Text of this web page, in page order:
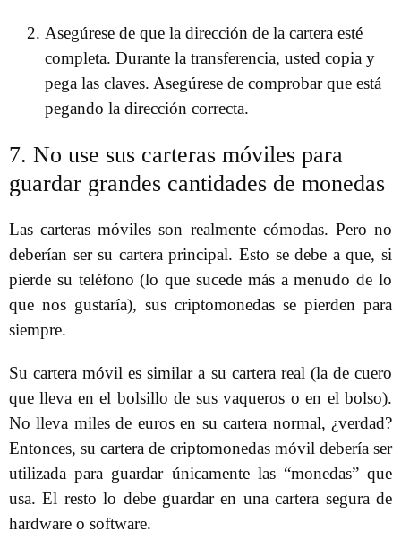
Asegúrese de que la dirección de la cartera esté
completa. Durante la transferencia, usted copia y
pega las claves. Asegúrese de comprobar que está
pegando la dirección correcta.
7. No use sus carteras móviles para
guardar grandes cantidades de monedas
Las carteras móviles son realmente cómodas. Pero no
deberían ser su cartera principal. Esto se debe a que, si
pierde su teléfono (lo que sucede más a menudo de lo
que nos gustaría), sus criptomonedas se pierden para
siempre.
Su cartera móvil es similar a su cartera real (la de cuero
que lleva en el bolsillo de sus vaqueros o en el bolso).
No lleva miles de euros en su cartera normal, ¿verdad?
Entonces, su cartera de criptomonedas móvil debería ser
utilizada para guardar únicamente las “monedas” que
usa. El resto lo debe guardar en una cartera segura de
hardware o software.